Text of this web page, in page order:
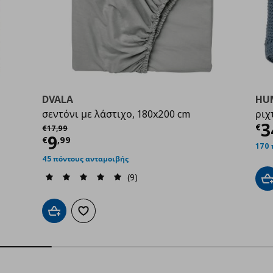
DVALA
σεντόνι με λάστιχο, 180x200 cm
€17,99
Αρχική τιμή
€9,99
Τρέχουσα τιμή
45 πόντους ανταμοιβής
(9)
Προσθήκη στο καλάθι
Προσθήκη στα αγαπημένα
€
170